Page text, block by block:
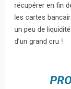
récupérer en fin
les cartes
un peu de
d’un grand cru !